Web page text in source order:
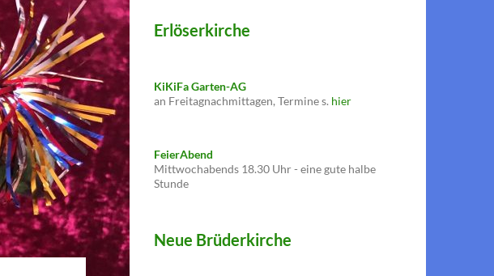
Erlöserkirche
KiKiFa Garten-AG
an Freitagnachmittagen, Termine s. hier
FeierAbend
Mittwochabends 18.30 Uhr - eine gute halbe
Stunde
Neue Brüderkirche